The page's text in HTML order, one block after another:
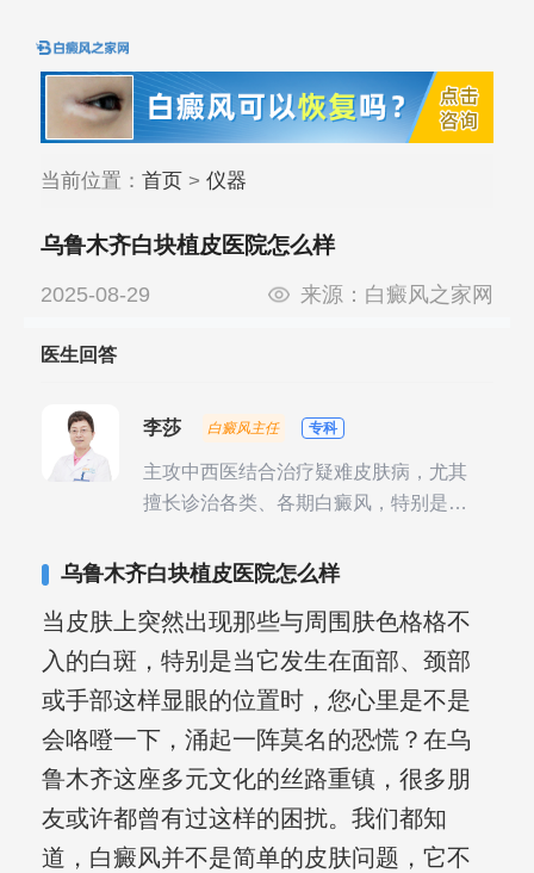
当前位置： 首页> 仪器
乌鲁木齐白块植皮医院怎么样
2025-08-29 来源： 白癜风之家网
医生回答
李莎 白癜风主任 专科
主攻中西医结合治疗疑难皮肤病，尤其
擅长诊治各类、各期白癜风，特别是对
复发期;临床运用中医的辨证施治，理法
乌鲁木齐白块植皮医院怎么样
当皮肤上突然出现那些与周围肤色格格不
入的白斑，特别是当它发生在面部、颈部
或手部这样显眼的位置时，您心里是不是
会咯噔一下，涌起一阵莫名的恐慌？在乌
鲁木齐这座多元文化的丝路重镇，很多朋
友或许都曾有过这样的困扰。我们都知
道，白癜风并不是简单的皮肤问题，它不